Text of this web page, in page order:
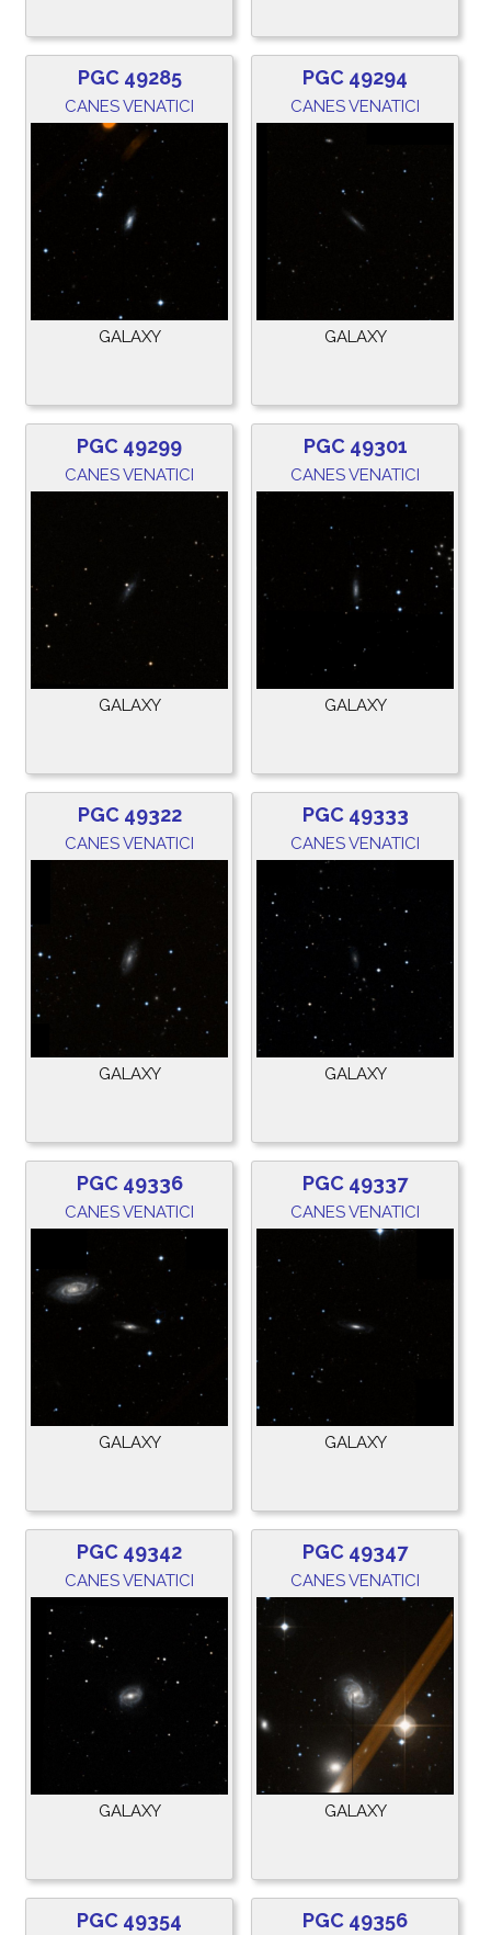
PGC 49285
CANES VENATICI
GALAXY
PGC 49294
CANES VENATICI
GALAXY
PGC 49299
CANES VENATICI
GALAXY
PGC 49301
CANES VENATICI
GALAXY
PGC 49322
CANES VENATICI
GALAXY
PGC 49333
CANES VENATICI
GALAXY
PGC 49336
CANES VENATICI
GALAXY
PGC 49337
CANES VENATICI
GALAXY
PGC 49342
CANES VENATICI
GALAXY
PGC 49347
CANES VENATICI
GALAXY
PGC 49354 PGC 49356